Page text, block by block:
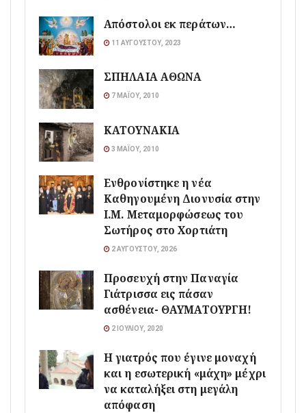
Απόστολοι εκ περάτων…
11 ΑΥΓΟΎΣΤΟΥ, 2023
ΣΠΗΛΑΙΑ ΑΘΩΝΑ
7 ΜΑΪ́ΟΥ, 2010
ΚΑΤΟΥΝΑΚΙΑ
3 ΜΑΪ́ΟΥ, 2010
Ενθρονίστηκε η νέα
Καθηγουμένη Διονυσία στην
Ι.Μ. Μεταμορφώσεως του
Σωτήρος στο Χορτιάτη
2 ΑΥΓΟΎΣΤΟΥ, 2026
Προσευχή στην Παναγία
Γιάτρισσα εις πάσαν
ασθένεια- ΘΑΥΜΑΤΟΥΡΓΗ!
2 ΙΟΥΛΊΟΥ, 2020
Η γιατρός που έγινε μοναχή
και η εσωτερική «μάχη» μέχρι
να καταλήξει στη μεγάλη
απόφαση